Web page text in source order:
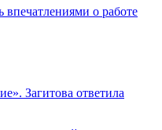
впечатлениями о работе
Загитова ответила